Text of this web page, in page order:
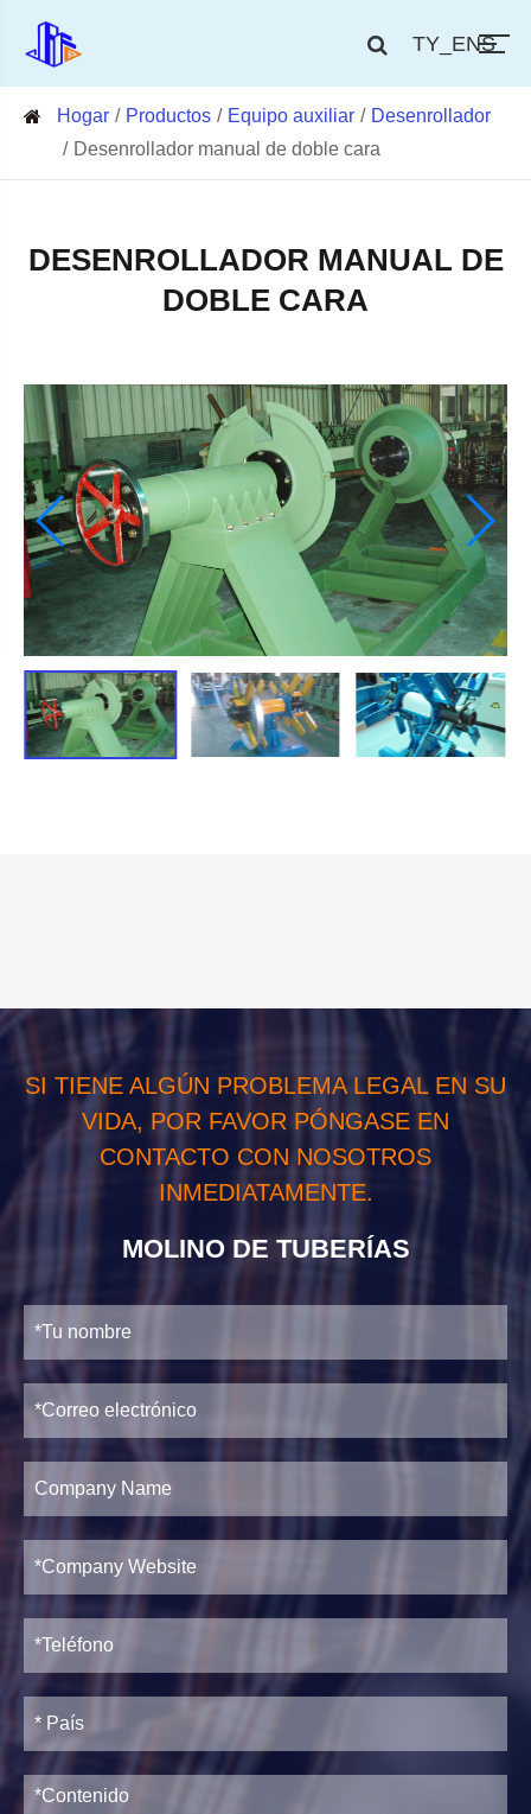
TY_ENS
Hogar Productos Equipo auxiliar
Desenrollador
Desenrollador manual de doble cara
DESENROLLADOR MANUAL DE
DOBLE CARA
SI TIENE ALGÚN PROBLEMA LEGAL EN SU
VIDA, POR FAVOR PÓNGASE EN
CONTACTO CON NOSOTROS
INMEDIATAMENTE.
MOLINO DE TUBERÍAS